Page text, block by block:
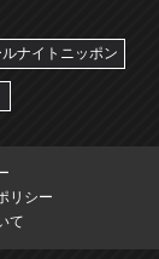
ルナイトニッポン
リシー
て